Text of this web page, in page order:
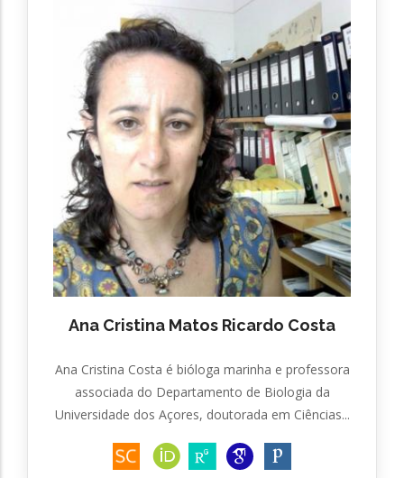
Ana Cristina Matos Ricardo Costa
Ana Cristina Costa é bióloga marinha e professora
associada do Departamento de Biologia da
Universidade dos Açores, doutorada em Ciências...